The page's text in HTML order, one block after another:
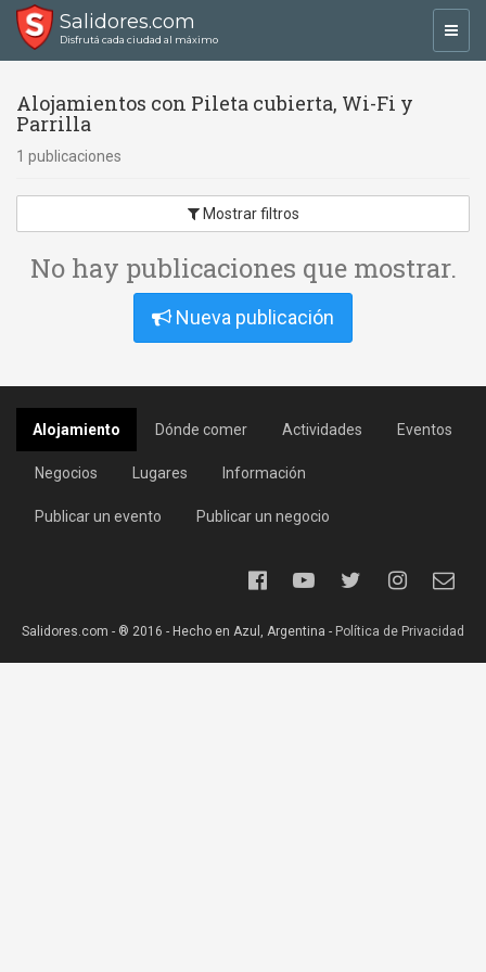
Salidores.com
Disfrutá cada ciudad al máximo
Alojamientos con Pileta cubierta, Wi-Fi y
Parrilla
1 publicaciones
Mostrar filtros
No hay publicaciones que mostrar.
Nueva publicación
Alojamiento Dónde comer Actividades Eventos
Negocios Lugares Información
Publicar un evento Publicar un negocio
Salidores.com - ® 2016 - Hecho en Azul, Argentina - Política de Privacidad